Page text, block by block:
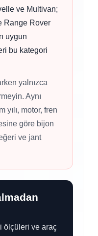
ve Multivan;
Range Rover
uygun
bu kategori
yalnızca
Aynı
yılı, motor, fren
göre bijon
ve jant
ölçüleri ve araç